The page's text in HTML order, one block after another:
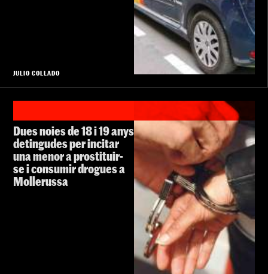
JULIO COLLADO
Dues noies de 18 i 19 anys
detingudes per incitar
una menor a prostituir-
se i consumir drogues a
Mollerussa